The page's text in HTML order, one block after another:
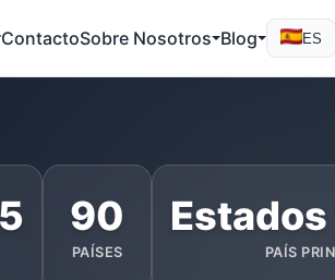
ContactoSobre Nosotros Blog ES
90
PAÍSES PAÍS